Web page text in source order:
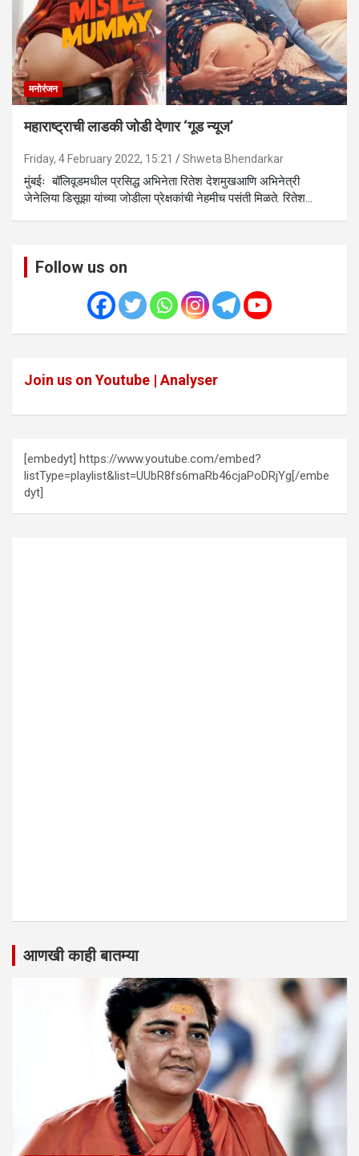
मनोरंजन
महाराष्ट्राची लाडकी जोडी देणार ‘गूड न्यूज’
Friday, 4 February 2022, 15:21 Shweta Bhendarkar
मुंबईः बॉलिवूडमधील प्रसिद्ध अभिनेता रितेश देशमुखआणि अभिनेत्री
जेनेलिया डिसूझा यांच्या जोडीला प्रेक्षकांची नेहमीच पसंती मिळते. रितेश…
Follow us on
Join us on Youtube | Analyser
[embedyt] https://www.youtube.com/embed?
listType=playlist&list=UUbR8fs6maRb46cjaPoDRjYg[/embe
dyt]
आणखी काही बातम्या